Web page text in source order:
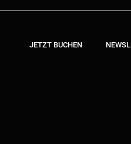
JETZT BUCHEN